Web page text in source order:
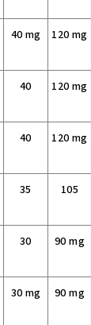
40 mg 120 mg
40 120 mg
40 120 mg
35 105
30 90 mg
30 mg 90 mg